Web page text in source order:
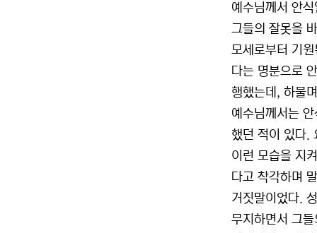
예수님께서 안
그들의 잘못을
모세로부터 기
다는 명분으로
행했는데, 하물
예수님께서는
했던 적이 있다.
이런 모습을 지
다고 착각하며
거짓말이었다.
무지하면서 그